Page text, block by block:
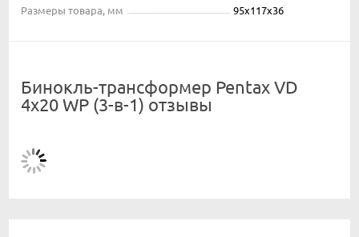
Размеры товара, мм
95x117x36
Бинокль-трансформер Pentax VD
4x20 WP (3-в-1) отзывы